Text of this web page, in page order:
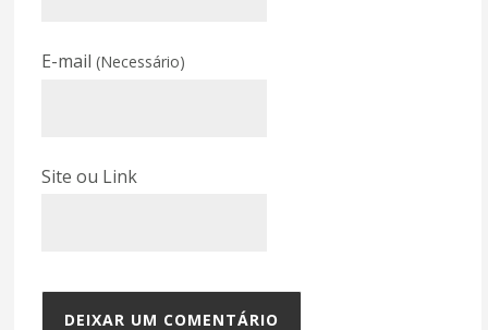
E-mail(Necessário)
Site ou Link